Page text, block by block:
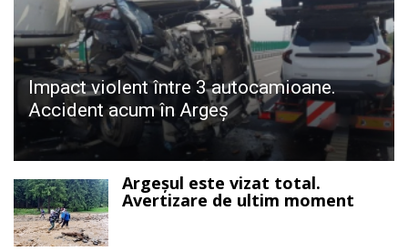
Impact violent între 3 autocamioane.
Accident acum în Argeș
Argeșul este vizat total.
Avertizare de ultim moment